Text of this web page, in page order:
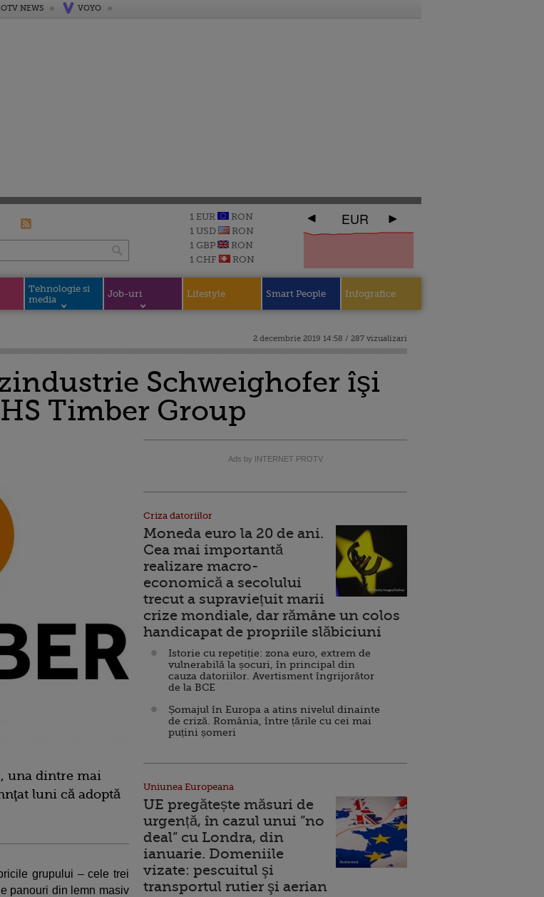
NEWS VOYO
1 EUR
RON
1 USD
RON
1 GBP
RON
1 CHF
RON
EUR
Tehnologie si
media
Job-uri Lifestyle Smart People Infografice
2 decembrie 2019 14:58 / 287 vizualizari
Schweighofer îşi
Timber Group
una dintre mai
luni că adoptă
grupului – cele trei
panouri din lemn masiv
Ads by INTERNET PROTV
Criza datoriilor
Moneda euro la 20 de ani.
Cea mai importantă
realizare macro-
economică a secolului
trecut a supraviețuit marii
crize mondiale, dar rămâne un colos
handicapat de propriile slăbiciuni
Istorie cu repetiție: zona euro, extrem de
vulnerabilă la șocuri, în principal din
cauza datoriilor. Avertisment îngrijorător
de la BCE
Șomajul în Europa a atins nivelul dinainte
de criză. România, între țările cu cei mai
puțini șomeri
Uniunea Europeana
UE pregătește măsuri de
urgență, în cazul unui ”no
deal” cu Londra, din
ianuarie. Domeniile
vizate: pescuitul şi
transportul rutier şi aerian